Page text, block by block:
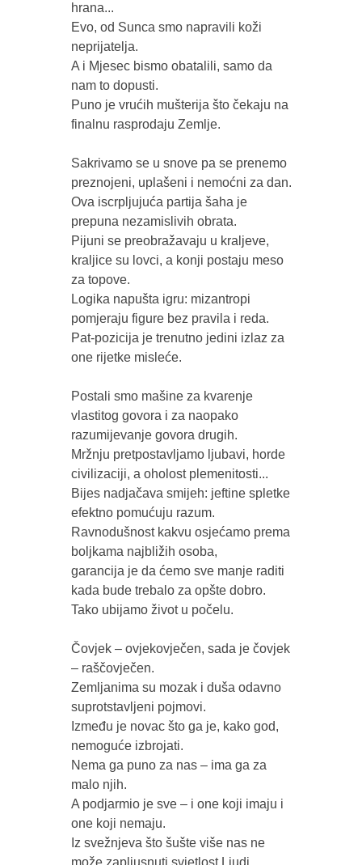
hrana...
Evo, od Sunca smo napravili koži
neprijatelja.
A i Mjesec bismo obatalili, samo da
nam to dopusti.
Puno je vrućih mušterija što čekaju na
finalnu rasprodaju Zemlje.
Sakrivamo se u snove pa se prenemo
preznojeni, uplašeni i nemoćni za dan.
Ova iscrpljujuća partija šaha je
prepuna nezamislivih obrata.
Pijuni se preobražavaju u kraljeve,
kraljice su lovci, a konji postaju meso
za topove.
Logika napušta igru: mizantropi
pomjeraju figure bez pravila i reda.
Pat-pozicija je trenutno jedini izlaz za
one rijetke misleće.
Postali smo mašine za kvarenje
vlastitog govora i za naopako
razumijevanje govora drugih.
Mržnju pretpostavljamo ljubavi, horde
civilizaciji, a oholost plemenitosti...
Bijes nadjačava smijeh: jeftine spletke
efektno pomućuju razum.
Ravnodušnost kakvu osjećamo prema
boljkama najbližih osoba,
garancija je da ćemo sve manje raditi
kada bude trebalo za opšte dobro.
Tako ubijamo život u počelu.
Čovjek – ovjekovječen, sada je čovjek
– raščovječen.
Zemljanima su mozak i duša odavno
suprotstavljeni pojmovi.
Između je novac što ga je, kako god,
nemoguće izbrojati.
Nema ga puno za nas – ima ga za
malo njih.
A podjarmio je sve – i one koji imaju i
one koji nemaju.
Iz svežnjeva što šušte više nas ne
može zapljusnuti svjetlost Ljudi,